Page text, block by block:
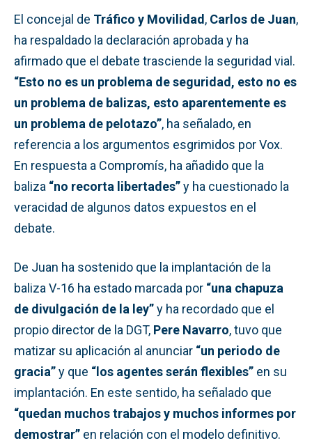
El concejal de Tráfico y Movilidad, Carlos de Juan,
ha respaldado la declaración aprobada y ha
afirmado que el debate trasciende la seguridad vial.
“Esto no es un problema de seguridad, esto no es
un problema de balizas, esto aparentemente es
un problema de pelotazo”, ha señalado, en
referencia a los argumentos esgrimidos por Vox.
En respuesta a Compromís, ha añadido que la
baliza “no recorta libertades”y ha cuestionado la
veracidad de algunos datos expuestos en el
debate.
De Juan ha sostenido que la implantación de la
baliza V-16 ha estado marcada por “una chapuza
de divulgación de la ley”y ha recordado que el
propio director de la DGT, Pere Navarro, tuvo que
matizar su aplicación al anunciar “un periodo de
gracia”y que “los agentes serán flexibles” en su
implantación. En este sentido, ha señalado que
“quedan muchos trabajos y muchos informes por
demostrar” en relación con el modelo definitivo.